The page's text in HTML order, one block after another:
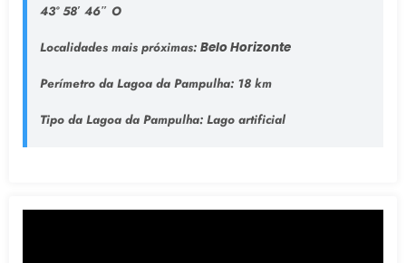
43° 58′ 46″ O
Localidades mais próximas: Belo Horizonte
Perímetro da Lagoa da Pampulha:18 km
Tipo da Lagoa da Pampulha: Lago artificial